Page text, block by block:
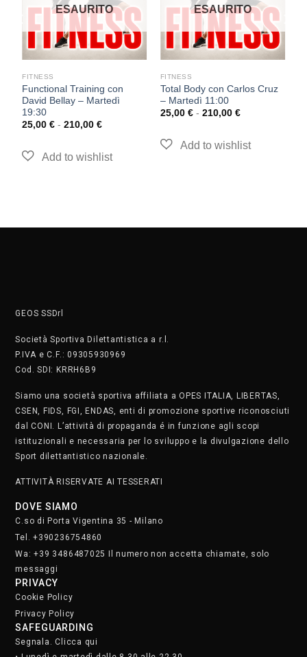
ESAURITO
FITNESS
Functional Training con
David Bellay – Martedì
19:30
25,00€ - 210,00€
ESAURITO
FITNESS
Total Body con Carlos Cruz
– Martedì 11:00
25,00 € - 210,00 €
GEOS SSDrl
Società Sportiva Dilettantistica a r.l.
P.IVA e C.F.: 09305930969
Cod. SDI: KRRH6B9
Siamo una società sportiva affiliata a OPES ITALIA, LIBERTAS,
CSEN, FIDS, FGI, ENDAS, enti di promozione sportive riconosciuti
dal CONI. L’attività di propaganda é in funzione agli scopi
istituzionali e necessaria per lo sviluppo e la divulgazione dello
Sport dilettantistico nazionale.
ATTIVITÀ RISERVATE AI TESSERATI
DOVE SIAMO
C.so di Porta Vigentina 35 - Milano
Tel. +390236754860
Wa: +39 3486487025 Il numero non accetta chiamate, solo
messaggi
PRIVACY
Cookie Policy
Privacy Policy
SAFEGUARDING
Segnala. Clicca qui